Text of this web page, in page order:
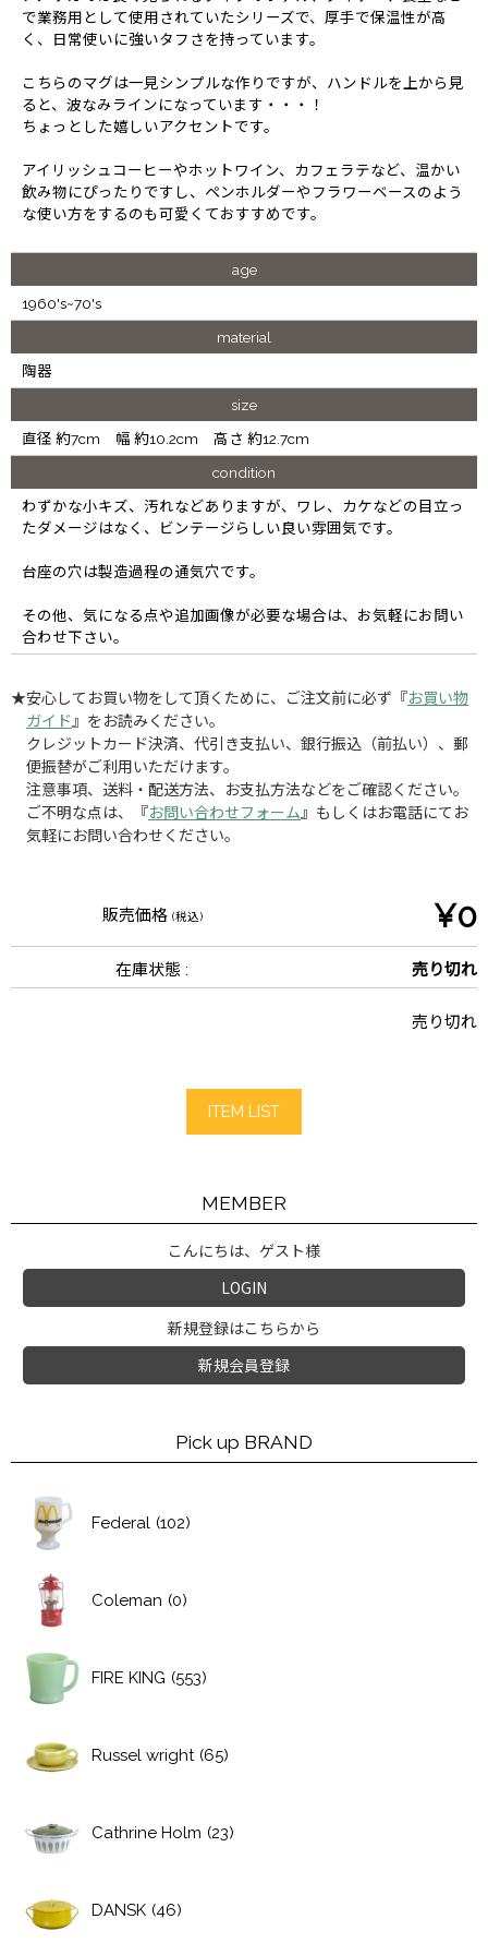
で業務用として使用されていたシリーズで、厚手で保温性が高
く、日常使いに強いタフさを持っています。
こちらのマグは一見シンプルな作りですが、ハンドルを上から見
ると、波なみラインになっています・・・！
ちょっとした嬉しいアクセントです。
アイリッシュコーヒーやホットワイン、カフェラテなど、温かい
飲み物にぴったりですし、ペンホルダーやフラワーベースのよう
な使い方をするのも可愛くておすすめです。
age
1960's~70's
material
陶器
size
直径 約7cm 幅 約10.2cm 高さ 約12.7cm
condition
わずかな小キズ、汚れなどありますが、ワレ、カケなどの目立っ
たダメージはなく、ビンテージらしい良い雰囲気です。
台座の穴は製造過程の通気穴です。
その他、気になる点や追加画像が必要な場合は、お気軽にお問い
合わせ下さい。
★安心してお買い物をして頂くために、ご注文前に必ず『お買い物
ガイド 』をお読みください。
クレジットカード決済、代引き支払い、銀行振込（前払い）、郵
便振替がご利用いただけます。
注意事項、送料・配送方法、お支払方法などをご確認ください。
ご不明な点は、『お問い合わせフォーム 』もしくはお電話にてお
気軽にお問い合わせください。
販売価格 (税込) ¥0
在庫状態 : 売り切れ
売り切れ
ITEM LIST
MEMBER
こんにちは、ゲスト様
LOGIN
新規登録はこちらから
新規会員登録
Pick up BRAND
Federal (102)
Coleman (0)
FIRE KING (553)
Russel wright (65)
Cathrine Holm (23)
DANSK (46)